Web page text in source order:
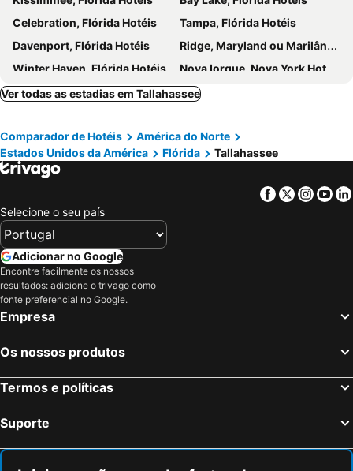
Celebration, Flórida Hotéis
Tampa, Flórida Hotéis
Davenport, Flórida Hotéis
Ridge, Maryland ou Marilândia Hotéis
Winter Haven, Flórida Hotéis
Nova Iorque, Nova York Hotéis
Miami Beach, Flórida Hotéis
Miami, Flórida Hotéis
Chicago, Ilinóis Hotéis
Boston, Massachusetts Hotéis
Ver todas as estadias em Tallahassee
Comparador de Hotéis
América do Norte
Estados Unidos da América
Flórida Tallahassee
Facebook
Twitter
Selecione o seu país
Adicionar no Google
Encontre facilmente os nossos
resultados: adicione o trivago como
fonte preferencial no Google.
Empresa
Os nossos produtos
Termos e políticas
Suporte